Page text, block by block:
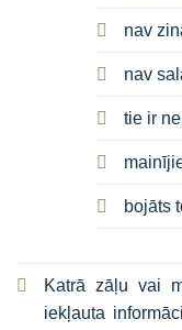
nav
nav
tie ir
bojāts
Katrā zāļu vai
iekļauta